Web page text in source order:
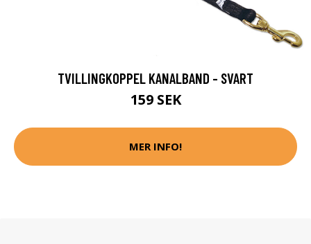
TVILLINGKOPPEL KANALBAND - SVART
159 SEK
MER INFO!